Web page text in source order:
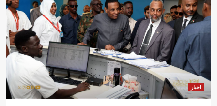
اخبار